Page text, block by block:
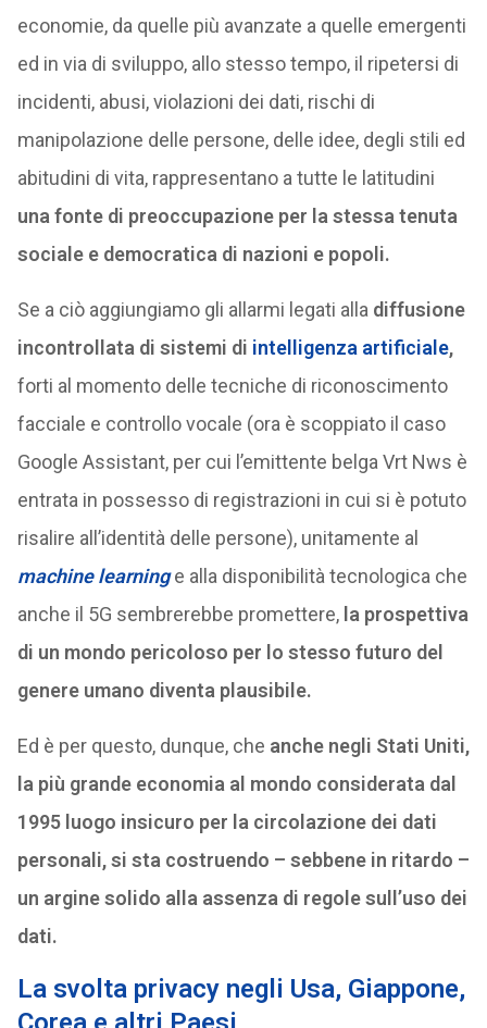
economie, da quelle più avanzate a quelle emergenti
ed in via di sviluppo, allo stesso tempo, il ripetersi di
incidenti, abusi, violazioni dei dati, rischi di
manipolazione delle persone, delle idee, degli stili ed
abitudini di vita, rappresentano a tutte le latitudini
una fonte di preoccupazione per la stessa tenuta
sociale e democratica di nazioni e popoli.
Se a ciò aggiungiamo gli allarmi legati alla diffusione
incontrollata di sistemi di intelligenza artificiale,
forti al momento delle tecniche di riconoscimento
facciale e controllo vocale (ora è scoppiato il caso
Google Assistant, per cui l’emittente belga Vrt Nws è
entrata in possesso di registrazioni in cui si è potuto
risalire all’identità delle persone), unitamente al
machine learninge alla disponibilità tecnologica che
anche il 5G sembrerebbe promettere,la prospettiva
di un mondo pericoloso per lo stesso futuro del
genere umano diventa plausibile.
Ed è per questo, dunque, che anche negli Stati Uniti,
la più grande economia al mondo considerata dal
1995 luogo insicuro per la circolazione dei dati
personali, si sta costruendo – sebbene in ritardo –
un argine solido alla assenza di regole sull’uso dei
dati.
La svolta privacy negli Usa, Giappone,